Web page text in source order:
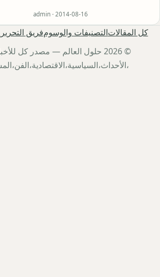
admin · 2014-08-16
كل المقالاتالتصنيفات والوسومفريق التحرير
© 2026 حلول العالم — مصدر كل